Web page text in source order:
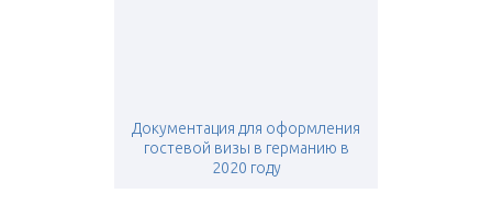
Документация для оформления
гостевой визы в германию в
2020 году